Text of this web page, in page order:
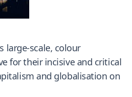
large-scale, colour
for their incisive and critical
and globalisation on